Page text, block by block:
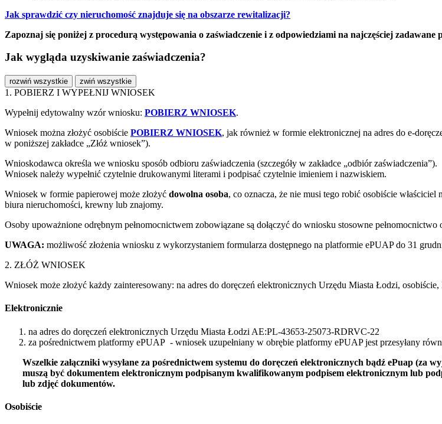
Jak sprawdzić czy nieruchomość znajduje się na obszarze rewitalizacji?
Zapoznaj się poniżej z procedurą występowania o zaświadczenie i z odpowiedziami na najczęściej zadawane
Jak wygląda uzyskiwanie zaświadczenia?
rozwiń wszystkie zwiń wszystkie
1. POBIERZ I WYPEŁNIJ WNIOSEK
Wypełnij edytowalny wzór wniosku: POBIERZ WNIOSEK.
Wniosek można złożyć osobiście POBIERZ WNIOSEK, jak również w formie elektronicznej na adres do e-
w poniższej zakładce „Złóż wniosek”).
Wnioskodawca określa we wniosku sposób odbioru zaświadczenia (szczegóły w zakładce „odbiór zaświadczenia”).
Wniosek należy wypełnić czytelnie drukowanymi literami i podpisać czytelnie imieniem i nazwiskiem.
Wniosek w formie papierowej może złożyć dowolna osoba, co oznacza, że nie musi tego robić osobiście
biura nieruchomości, krewny lub znajomy.
Osoby upoważnione odrębnym pełnomocnictwem zobowiązane są dołączyć do wniosku stosowne
UWAGA: możliwość złożenia wniosku z wykorzystaniem formularza dostępnego na platformie ePUAP do 31
2. ZŁÓŻ WNIOSEK
Wniosek może złożyć każdy zainteresowany: na adres do doręczeń elektronicznych Urzędu Miasta Łodzi,
Elektronicznie
na adres do doręczeń elektronicznych Urzędu Miasta Łodzi AE:PL-43653-25073-RDRVC-22
za pośrednictwem platformy ePUAP - wniosek uzupełniany w obrębie platformy ePUAP jest przesyłany
Wszelkie załączniki wysyłane za pośrednictwem systemu do doręczeń elektronicznych bądź ePuap (za
muszą być dokumentem elektronicznym podpisanym kwalifikowanym podpisem elektronicznym lub
lub zdjęć dokumentów.
Osobiście